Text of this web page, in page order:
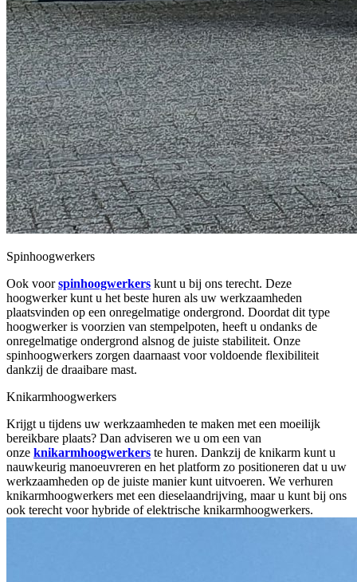
Spinhoogwerkers
Ook voorspinhoogwerkers kunt u bij ons terecht. Deze
hoogwerker kunt u het beste huren als uw werkzaamheden
plaatsvinden op een onregelmatige ondergrond. Doordat dit type
hoogwerker is voorzien van stempelpoten, heeft u ondanks de
onregelmatige ondergrond alsnog de juiste stabiliteit. Onze
spinhoogwerkers zorgen daarnaast voor voldoende flexibiliteit
dankzij de draaibare mast.
Knikarmhoogwerkers
Krijgt u tijdens uw werkzaamheden te maken met een moeilijk
bereikbare plaats? Dan adviseren we u om een van
onze knikarmhoogwerkers te huren. Dankzij de knikarm kunt u
nauwkeurig manoeuvreren en het platform zo positioneren dat u uw
werkzaamheden op de juiste manier kunt uitvoeren. We verhuren
knikarmhoogwerkers met een dieselaandrijving, maar u kunt bij ons
ook terecht voor hybride of elektrische knikarmhoogwerkers.